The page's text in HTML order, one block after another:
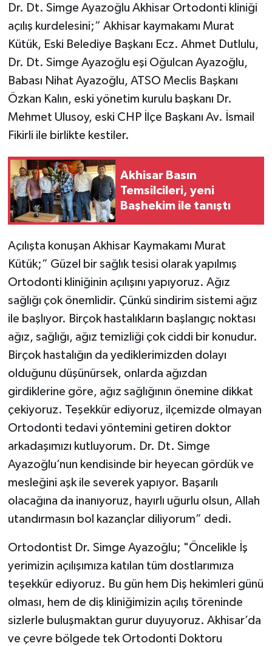
Dr. Dt. Simge Ayazoğlu Akhisar Ortodonti kliniği
açılış kurdelesini;” Akhisar kaymakamı Murat
Kütük, Eski Belediye Başkanı Ecz. Ahmet Dutlulu,
Dr. Dt. Simge Ayazoğlu eşi Oğulcan Ayazoğlu,
Babası Nihat Ayazoğlu, ATSO Meclis Başkanı
Özkan Kalın, eski yönetim kurulu başkanı Dr.
Mehmet Ulusoy, eski CHP İlçe Başkanı Av. İsmail
Fikirli ile birlikte kestiler.
Akhisar Basın
Temsilcileri, yeni
Başhekim ile tanıştı
Açılışta konuşan Akhisar Kaymakamı Murat
Kütük;” Güzel bir sağlık tesisi olarak yapılmış
Ortodonti kliniğinin açılışını yapıyoruz. Ağız
sağlığı çok önemlidir. Çünkü sindirim sistemi ağız
ile başlıyor. Birçok hastalıkların başlangıç noktası
ağız, sağlığı, ağız temizliği çok ciddi bir konudur.
Birçok hastalığın da yediklerimizden dolayı
olduğunu düşünürsek, onlarda ağızdan
girdiklerine göre, ağız sağlığının önemine dikkat
çekiyoruz. Teşekkür ediyoruz, ilçemizde olmayan
Ortodonti tedavi yöntemini getiren doktor
arkadaşımızı kutluyorum. Dr. Dt. Simge
Ayazoğlu’nun kendisinde bir heyecan gördük ve
mesleğini aşk ile severek yapıyor. Başarılı
olacağına da inanıyoruz, hayırlı uğurlu olsun, Allah
utandırmasın bol kazançlar diliyorum” dedi.
Ortodontist Dr. Simge Ayazoğlu; "Öncelikle İş
yerimizin açılışımıza katılan tüm dostlarımıza
teşekkür ediyoruz. Bu gün hem Diş hekimleri günü
olması, hem de diş kliniğimizin açılış töreninde
sizlerle buluşmaktan gurur duyuyoruz. Akhisar’da
ve çevre bölgede tek Ortodonti Doktoru